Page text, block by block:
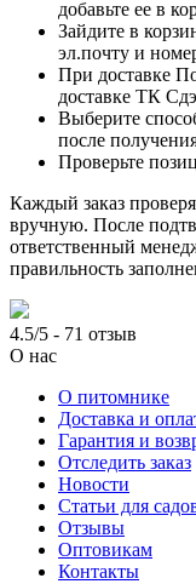
добавьте ее в
Зайдите в
эл.почту и
При доставке
доставке ТК
Выберите
после
Проверьте
Каждый заказ
вручную. После
ответственный
правильность
4.5/5 - 71 отзыв
О нас
О питомнике
Доставка и
Гарантия и
Отследить заказ
Новости
Статьи для
Отзывы
Оптовикам
Контакты